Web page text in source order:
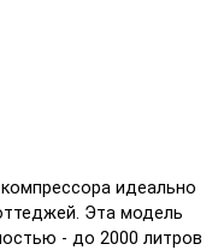
идеально
Эта модель
- до 2000 литров